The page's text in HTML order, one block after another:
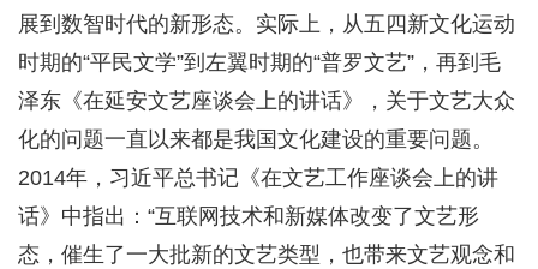
展到数智时代的新形态。实际上，从五四新文化运动
时期的“平民文学”到左翼时期的“普罗文艺”，再到毛
泽东《在延安文艺座谈会上的讲话》，关于文艺大众
化的问题一直以来都是我国文化建设的重要问题。
2014年，习近平总书记《在文艺工作座谈会上的讲
话》中指出：“互联网技术和新媒体改变了文艺形
态，催生了一大批新的文艺类型，也带来文艺观念和